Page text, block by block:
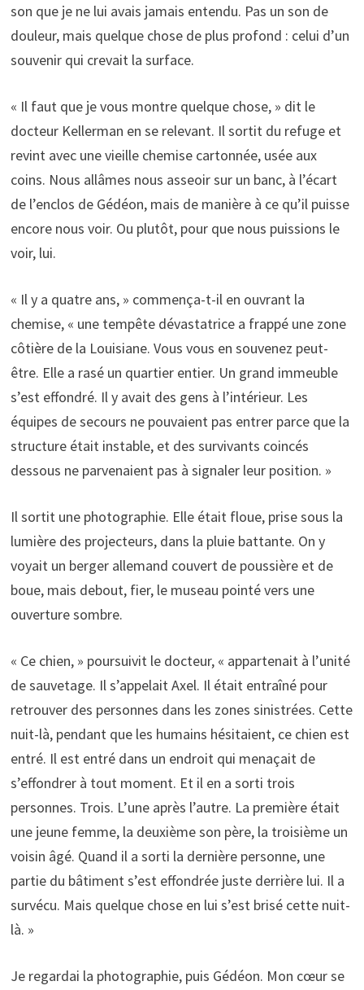
son que je ne lui avais jamais entendu. Pas un son de
douleur, mais quelque chose de plus profond : celui d’un
souvenir qui crevait la surface.
« Il faut que je vous montre quelque chose, » dit le
docteur Kellerman en se relevant. Il sortit du refuge et
revint avec une vieille chemise cartonnée, usée aux
coins. Nous allâmes nous asseoir sur un banc, à l’écart
de l’enclos de Gédéon, mais de manière à ce qu’il puisse
encore nous voir. Ou plutôt, pour que nous puissions le
voir, lui.
« Il y a quatre ans, » commença-t-il en ouvrant la
chemise, « une tempête dévastatrice a frappé une zone
côtière de la Louisiane. Vous vous en souvenez peut-
être. Elle a rasé un quartier entier. Un grand immeuble
s’est effondré. Il y avait des gens à l’intérieur. Les
équipes de secours ne pouvaient pas entrer parce que la
structure était instable, et des survivants coincés
dessous ne parvenaient pas à signaler leur position. »
Il sortit une photographie. Elle était floue, prise sous la
lumière des projecteurs, dans la pluie battante. On y
voyait un berger allemand couvert de poussière et de
boue, mais debout, fier, le museau pointé vers une
ouverture sombre.
« Ce chien, » poursuivit le docteur, « appartenait à l’unité
de sauvetage. Il s’appelait Axel. Il était entraîné pour
retrouver des personnes dans les zones sinistrées. Cette
nuit-là, pendant que les humains hésitaient, ce chien est
entré. Il est entré dans un endroit qui menaçait de
s’effondrer à tout moment. Et il en a sorti trois
personnes. Trois. L’une après l’autre. La première était
une jeune femme, la deuxième son père, la troisième un
voisin âgé. Quand il a sorti la dernière personne, une
partie du bâtiment s’est effondrée juste derrière lui. Il a
survécu. Mais quelque chose en lui s’est brisé cette nuit-
là. »
Je regardai la photographie, puis Gédéon. Mon cœur se